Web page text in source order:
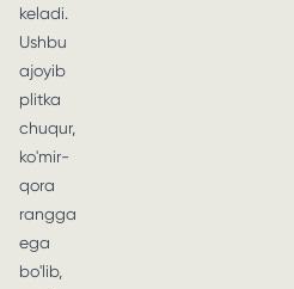
keladi.
Ushbu
ajoyib
plitka
chuqur,
ko'mir-
qora
rangga
ega
bo'lib,